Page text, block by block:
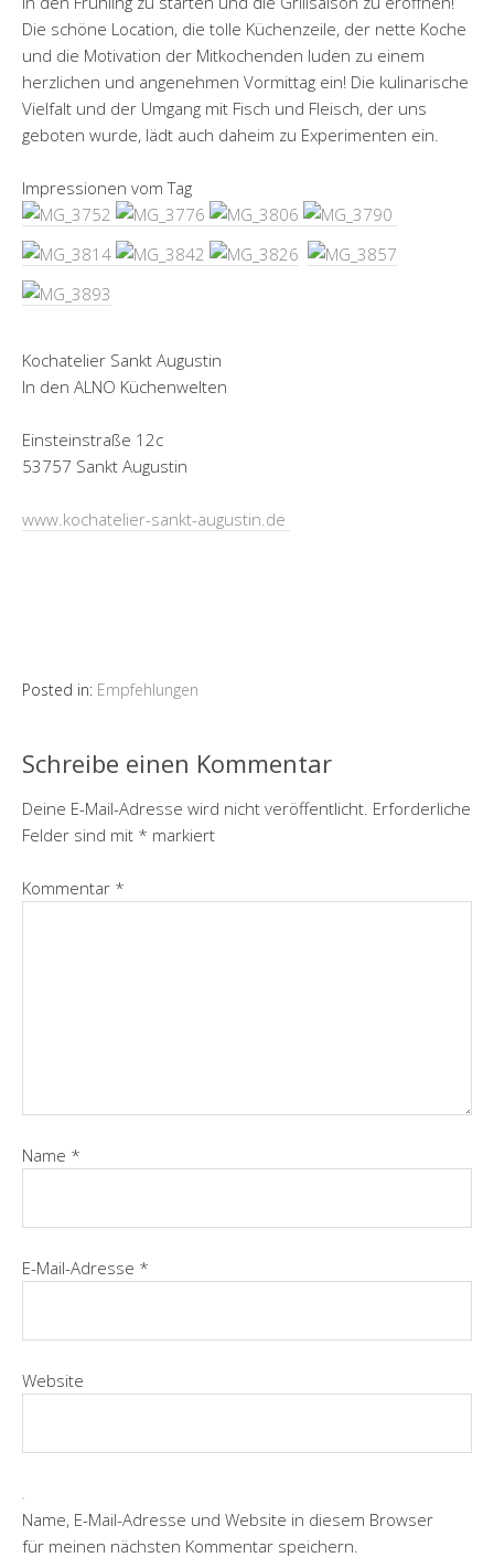
Die schöne Location, die tolle Küchenzeile, der nette Koche
und die Motivation der Mitkochenden luden zu einem
herzlichen und angenehmen Vormittag ein! Die kulinarische
Vielfalt und der Umgang mit Fisch und Fleisch, der uns
geboten wurde, lädt auch daheim zu Experimenten ein.
Impressionen vom Tag
Kochatelier Sankt Augustin
In den ALNO Küchenwelten
Einsteinstraße 12c
53757 Sankt Augustin
www.kochatelier-sankt-augustin.de
Posted in: Empfehlungen
Schreibe einen Kommentar
Deine E-Mail-Adresse wird nicht veröffentlicht. Erforderliche
Felder sind mit * markiert
Kommentar *
Name *
E-Mail-Adresse *
Website
Name, E-Mail-Adresse und Website in diesem Browser
für meinen nächsten Kommentar speichern.